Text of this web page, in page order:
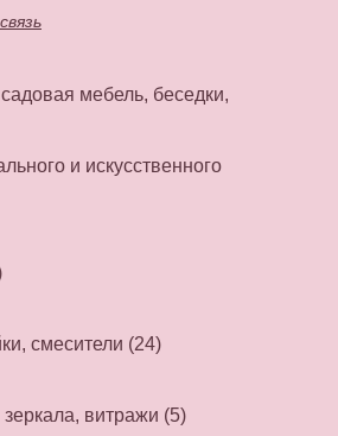
мебель, беседки,
и искусственного
смесители (24)
витражи (5)